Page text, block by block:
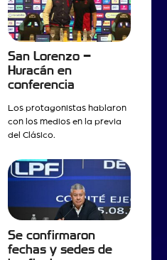
San Lorenzo –
Huracán en
conferencia
Los protagonistas hablaron
con los medios en la previa
del Clásico.
Se confirmaron
fechas y sedes de